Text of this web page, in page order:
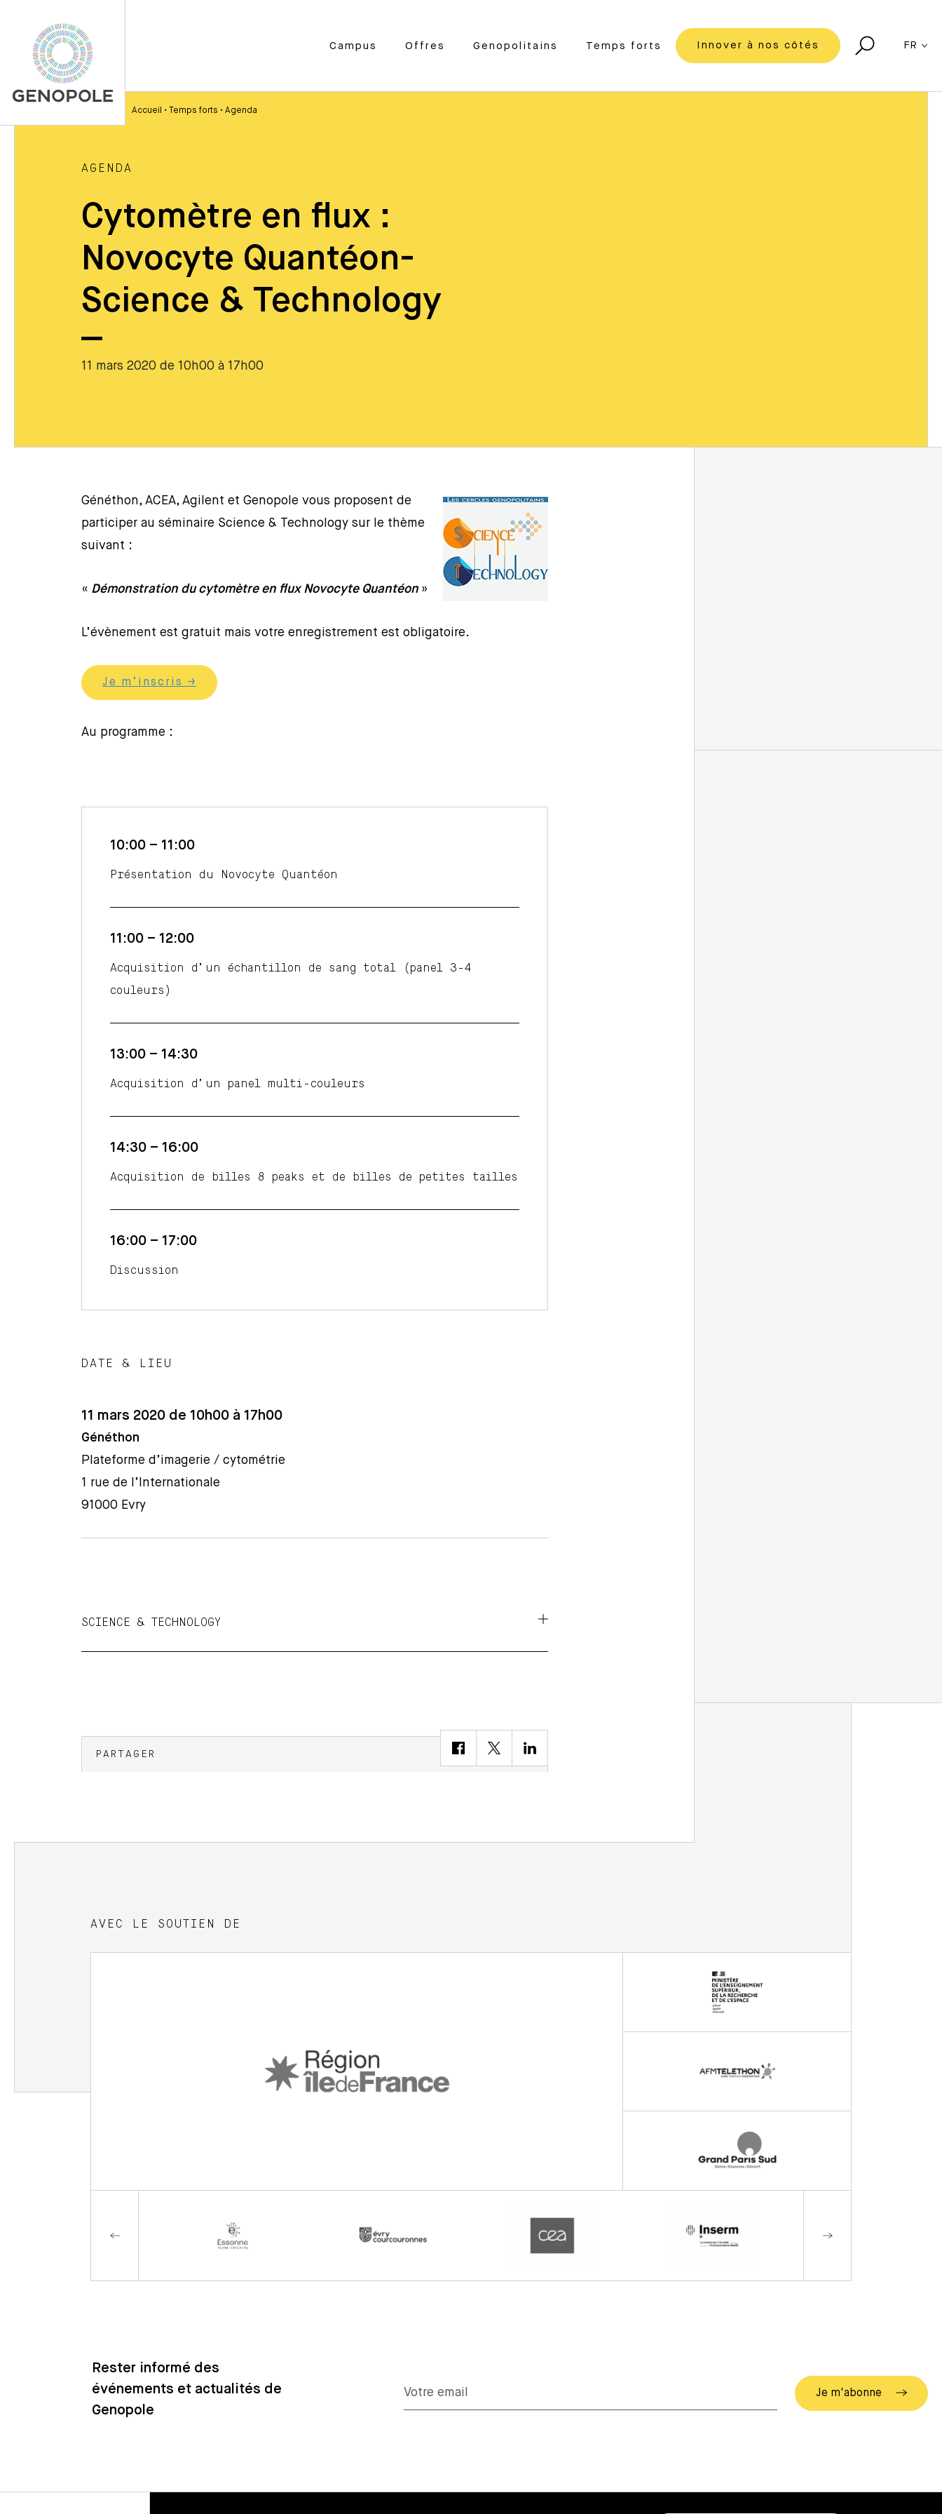
Campus Offres Genopolitains Temps forts Innover à nos côtés FR
Accueil • Temps forts • Agenda
AGENDA
Cytomètre en flux :
Novocyte Quantéon-
Science & Technology
11 mars 2020 de 10h00 à 17h00
Généthon, ACEA, Agilent et Genopole vous proposent de
participer au séminaire Science & Technology sur le thème
suivant :
« Démonstration du cytomètre en flux Novocyte Quantéon »
L’évènement est gratuit mais votre enregistrement est obligatoire.
Je m’inscris →
Au programme :
10:00 – 11:00
Présentation du Novocyte Quantéon
11:00 – 12:00
Acquisition d’un échantillon de sang total (panel 3-4
couleurs)
13:00 – 14:30
Acquisition d’un panel multi-couleurs
14:30 – 16:00
Acquisition de billes 8 peaks et de billes de petites tailles
16:00 – 17:00
Discussion
DATE & LIEU
11 mars 2020 de 10h00 à 17h00
Généthon
Plateforme d’imagerie / cytométrie
1 rue de l’Internationale
91000 Evry
SCIENCE & TECHNOLOGY
PARTAGER
AVEC LE SOUTIEN DE
Rester informé des
événements et actualités de
Genopole